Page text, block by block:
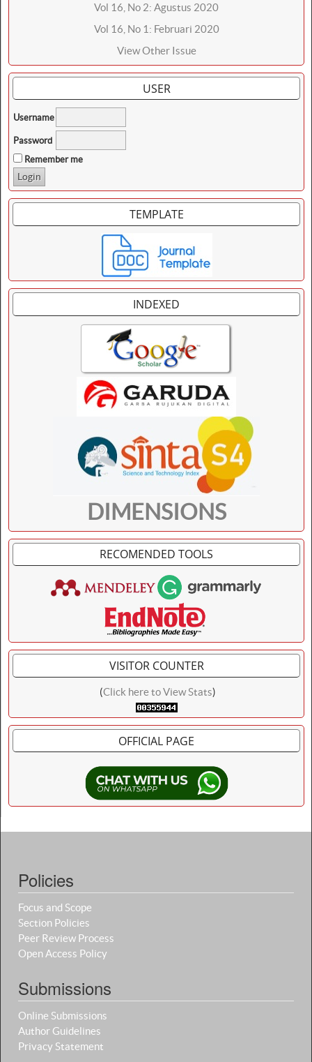
Vol 16, No 2: Agustus 2020
Vol 16, No 1: Februari 2020
View Other Issue
USER
Username
Password
Remember me
TEMPLATE
INDEXED
DIMENSIONS
RECOMENDED TOOLS
VISITOR COUNTER
(Click here to View Stats)
OFFICIAL PAGE
Policies
Focus and Scope
Section Policies
Peer Review Process
Open Access Policy
Submissions
Online Submissions
Author Guidelines
Privacy Statement